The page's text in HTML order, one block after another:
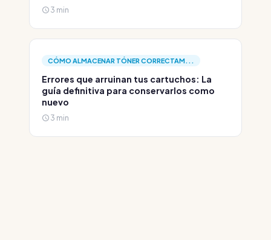
3 min
CÓMO ALMACENAR TÓNER CORRECTAM...
Errores que arruinan tus cartuchos: La
guía definitiva para conservarlos como
nuevo
3 min